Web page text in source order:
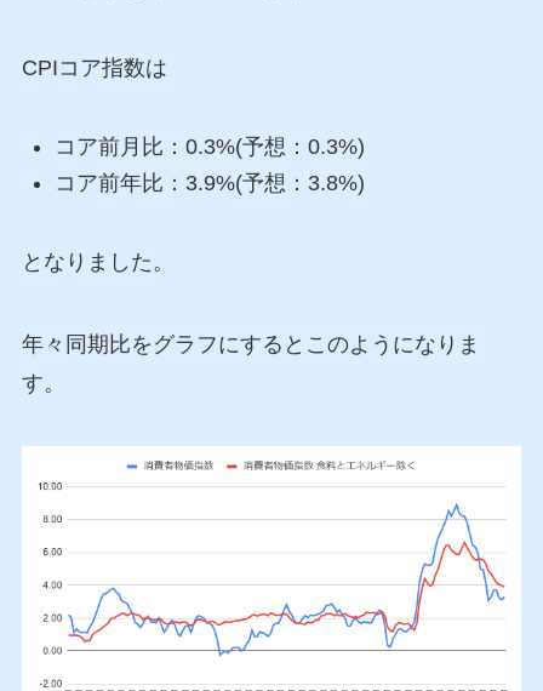
CPIコア指数は
コア前月比：0.3%(予想：0.3%)
コア前年比：3.9%(予想：3.8%)
となりました。
年々同期比をグラフにするとこのようになりま
す。